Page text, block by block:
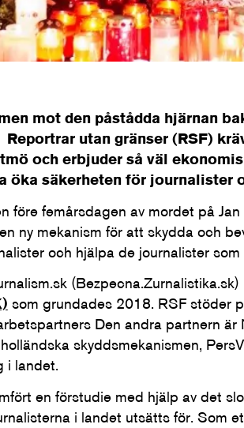
mot den påstådda hjärnan
utan gränser (RSF)
och erbjuder så väl
öka säkerheten för journalister
före femårsdagen av mordet på
ny mekanism för att skydda och
och hjälpa de journalister
som grundades 2018. RSF stöder
Den andra partnern
skyddsmekanismen,
i landet.
en förstudie med hjälp av det
i landet utsätts för. Som